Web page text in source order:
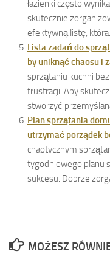
łazienki często
skutecznie
efektywną listę, która...
Lista zadań do
by uniknąć chaosu i
sprzątaniu kuchni
frustracji. Aby
stworzyć
Plan sprzątania
utrzymać porządek
chaotycznym
tygodniowego planu
sukcesu. Dobrze
MOŻESZ